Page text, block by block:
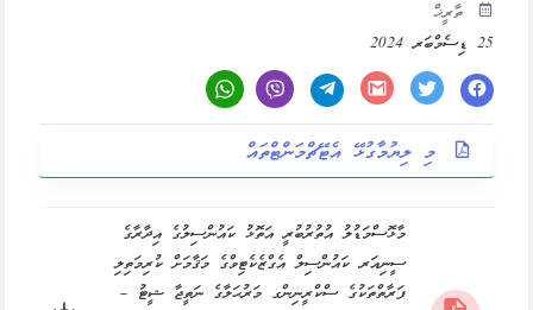
ތާރީޚް
25 ޑިސެމްބަރ 2024
މި ލިޔުމާގުޅޭ އެޓޭޗްމަންޓްތައް
މާޅޮސްމަޑުލު އުތުރުބުރީ އަތޮޅު ކައުންސިލުގެ އިދާރާގެ
ސީނިއަރ ކައުންސިލް އެގްޒެކެޓިވްގެ މަޤާމަށް ކުރިމަތިލި
ފަރާތްތަކުގެ ސްކްރީނިންގ މަރުޙަލާގެ ނަތީޖާ ޝީޓު –